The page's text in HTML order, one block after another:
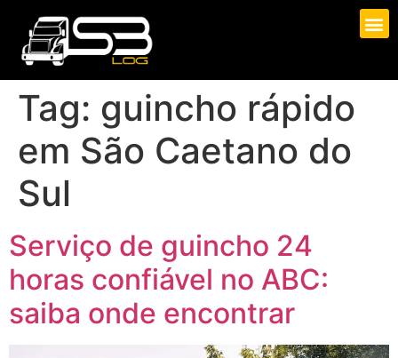
Tag: guincho rápido
em São Caetano do
Sul
Serviço de guincho 24
horas confiável no ABC:
saiba onde encontrar